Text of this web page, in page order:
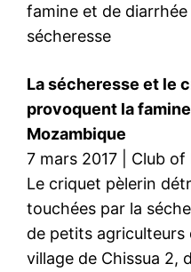
famine et de
sécheresse
La sécheresse et le
provoquent la
Mozambique
7 mars 2017 | Club
Le criquet pèlerin
touchées par la
de petits agriculteurs
village de Chissua 2,